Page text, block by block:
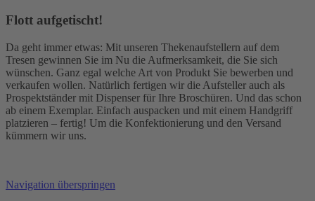
Flott aufgetischt!
Da geht immer etwas: Mit unseren Thekenaufstellern auf dem
Tresen gewinnen Sie im Nu die Aufmerksamkeit, die Sie sich
wünschen. Ganz egal welche Art von Produkt Sie bewerben und
verkaufen wollen. Natürlich fertigen wir die Aufsteller auch als
Prospektständer mit Dispenser für Ihre Broschüren. Und das schon
ab einem Exemplar. Einfach auspacken und mit einem Handgriff
platzieren – fertig! Um die Konfektionierung und den Versand
kümmern wir uns.
Navigation überspringen